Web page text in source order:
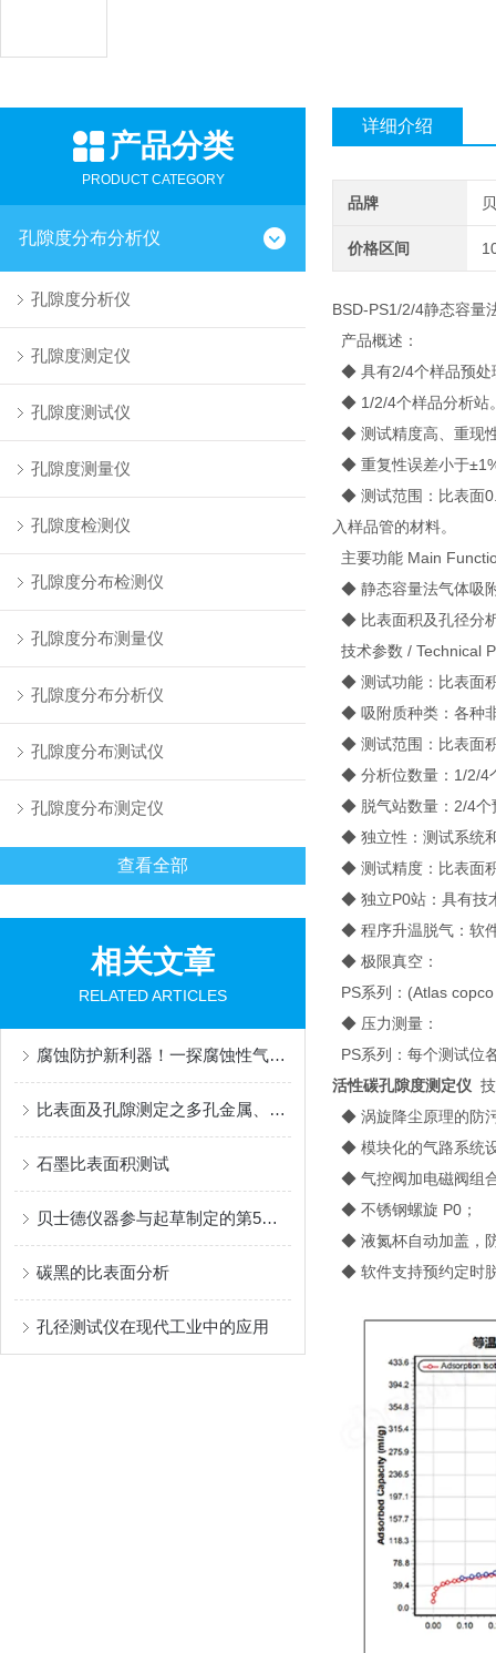
产品分类
PRODUCT CATEGORY
孔隙度分布分析仪
孔隙度分析仪
孔隙度测定仪
孔隙度测试仪
孔隙度测量仪
孔隙度检测仪
孔隙度分布检测仪
孔隙度分布测量仪
孔隙度分布分析仪
孔隙度分布测试仪
孔隙度分布测定仪
查看全部
相关文章
RELATED ARTICLES
腐蚀防护新利器！一探腐蚀性气体吸附仪的广泛用途
比表面及孔隙测定之多孔金属、陶瓷、泡沫材料
石墨比表面积测试
贝士德仪器参与起草制定的第5部国家标准颁布实施
碳黑的比表面分析
孔径测试仪在现代工业中的应用
详细介绍
品牌
价格区间
BSD-PS1/2/4静态容量
产品概述：
◆ 具有2/4个样品预处
◆ 1/2/4个样品分析站
◆ 测试精度高、重现
◆ 重复性误差小于
◆ 测试范围：比表面
入样品管的材料。
主要功能 Main
◆ 静态容量法气体吸
◆ 比表面积及孔径分
技术参数 / Technical
◆ 测试功能：比表面
◆ 吸附质种类：各种
◆ 测试范围：比表面
◆ 分析位数量：1/2/4
◆ 脱气站数量：2/4个
◆ 独立性：测试系统
◆ 测试精度：比表面
◆ 独立P0站：具有技
◆ 程序升温脱气：软
◆ 极限真空：
PS系列：(Atlas
◆ 压力测量：
PS系列：每个测试位
活性碳孔隙度测定仪
◆ 涡旋降尘原理的防
◆ 模块化的气路系统
◆ 气控阀加电磁阀组
◆ 不锈钢螺旋 P0；
◆ 液氮杯自动加盖，
◆ 软件支持预约定时